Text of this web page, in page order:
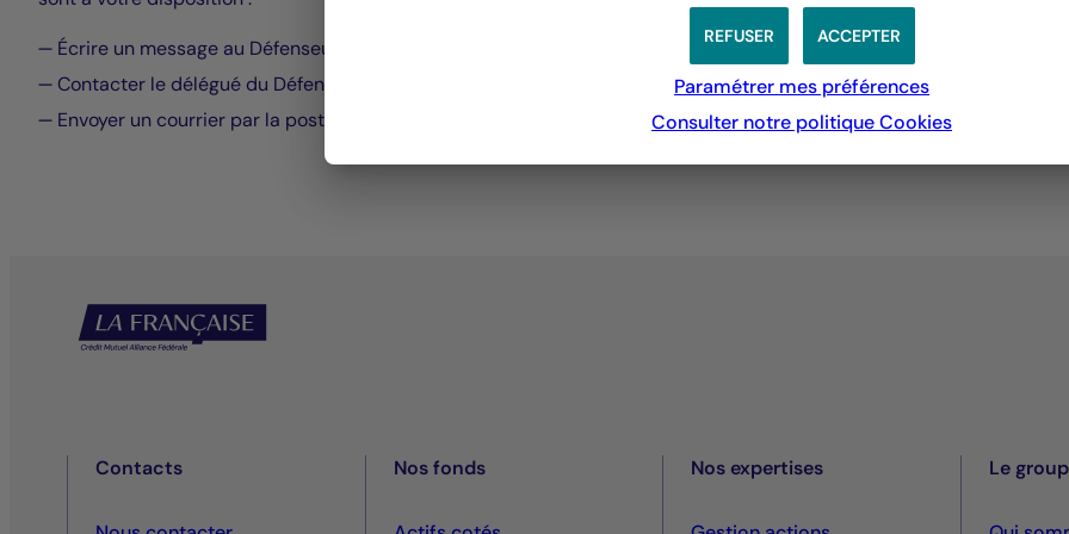
Écrire un message au Défenseur des droits (
https://formulaire.defenseurdesdroits.fr/
Contacter le délégué du Défenseur des droits dans votre région (
https://www.defenseurdesdroits.fr/saisir/delegues
Envoyer un courrier par la poste (gratuit, ne pas mettre de timbre) Défenseur des droits Libre réponse 71120 75342
Contacts Nos fonds Nos expertises Le
ACCEPTER
REFUSER
Paramétrer mes préférences
Consulter notre politiqueCookies